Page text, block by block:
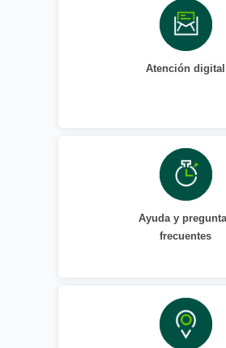
Atención digital
Ayuda y
frecuentes